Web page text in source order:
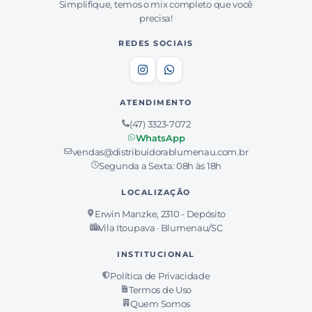
Simplifique, temos o mix completo que você
precisa!
REDES SOCIAIS
ATENDIMENTO
(47) 3323-7072
WhatsApp
vendas@distribuidorablumenau.com.br
Segunda a Sexta: 08h às 18h
LOCALIZAÇÃO
Erwin Manzke, 2310 - Depósito
Vila Itoupava · Blumenau/SC
INSTITUCIONAL
Política de Privacidade
Termos de Uso
Quem Somos